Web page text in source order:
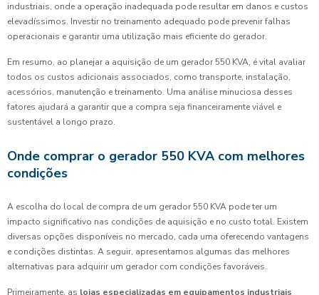
industriais, onde a operação inadequada pode resultar em danos e custos
elevadíssimos. Investir no treinamento adequado pode prevenir falhas
operacionais e garantir uma utilização mais eficiente do gerador.
Em resumo, ao planejar a aquisição de um gerador 550 KVA, é vital avaliar
todos os custos adicionais associados, como transporte, instalação,
acessórios, manutenção e treinamento. Uma análise minuciosa desses
fatores ajudará a garantir que a compra seja financeiramente viável e
sustentável a longo prazo.
Onde comprar o gerador 550 KVA com melhores
condições
A escolha do local de compra de um gerador 550 KVA pode ter um
impacto significativo nas condições de aquisição e no custo total. Existem
diversas opções disponíveis no mercado, cada uma oferecendo vantagens
e condições distintas. A seguir, apresentamos algumas das melhores
alternativas para adquirir um gerador com condições favoráveis.
Primeiramente, as lojas especializadas em equipamentos industriais